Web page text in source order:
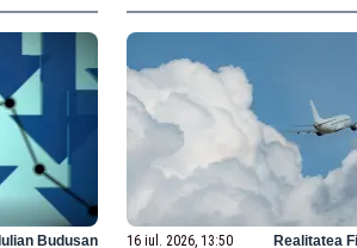
Iulian Budusan 16 iul. 2026, 13:50 Realitatea